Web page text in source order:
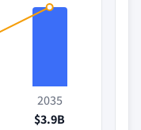
2035
$3.9B